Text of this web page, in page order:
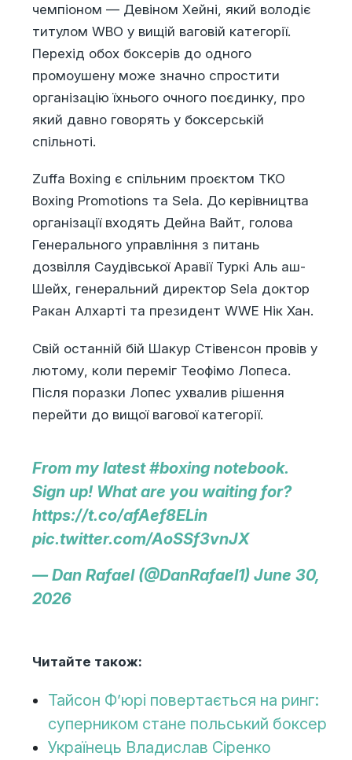
чемпіоном — Девіном Хейні, який володіє
титулом WBO у вищій ваговій категорії.
Перехід обох боксерів до одного
промоушену може значно спростити
організацію їхнього очного поєдинку, про
який давно говорять у боксерській
спільноті.
Zuffa Boxing є спільним проєктом TKO
Boxing Promotions та Sela. До керівництва
організації входять Дейна Вайт, голова
Генерального управління з питань
дозвілля Саудівської Аравії Туркі Аль аш-
Шейх, генеральний директор Sela доктор
Ракан Алхарті та президент WWE Нік Хан.
Свій останній бій Шакур Стівенсон провів у
лютому, коли переміг Теофімо Лопеса.
Після поразки Лопес ухвалив рішення
перейти до вищої вагової категорії.
From my latest#boxingnotebook.
Sign up! What are you waiting for?
https://t.co/afAef8ELin
pic.twitter.com/AoSSf3vnJX
— Dan Rafael (@DanRafael1) June 30,
2026
Читайте також:
Тайсон Ф’юрі повертається на ринг:
суперником стане польський боксер
Українець Владислав Сіренко